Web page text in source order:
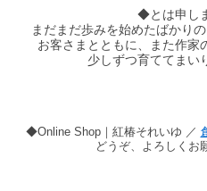
◆とは申し
まだまだ歩みを始めたばかり
お客さまとともに、また作家
少しずつ育ててまい
◆Online Shop｜紅椿それいゆ ／
どうぞ、よろしく